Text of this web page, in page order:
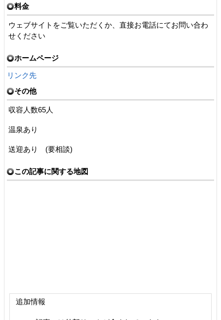
料金
ウェブサイトをご覧いただくか、直接お電話にてお問い合わ
せください
ホームページ
リンク先
その他
収容人数65人
温泉あり
送迎あり (要相談)
この記事に関する地図
追加情報